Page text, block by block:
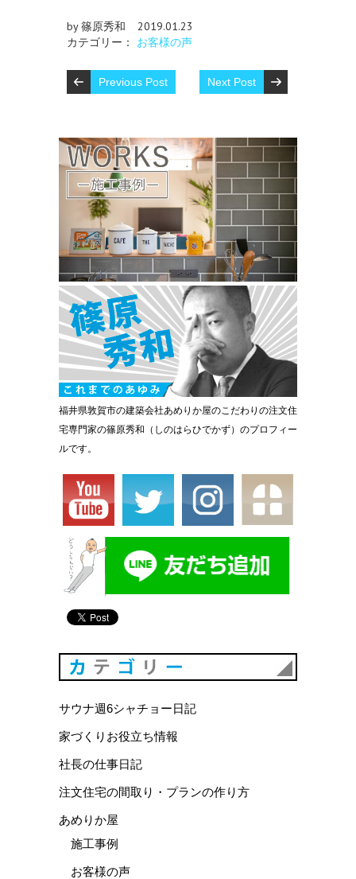
by 篠原秀和
2019.01.23
カテゴリー： お客様の声
Previous Post Next Post
福井県敦賀市の建築会社あめりか屋のこだわりの注文住
宅専門家の篠原秀和（しのはらひでかず）のプロフィー
ルです。
サウナ週6シャチョー日記
家づくりお役立ち情報
社長の仕事日記
注文住宅の間取り・プランの作り方
あめりか屋
施工事例
お客様の声